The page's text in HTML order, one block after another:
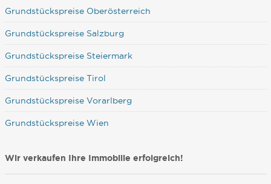
Grundstückspreise Oberösterreich
Grundstückspreise Salzburg
Grundstückspreise Steiermark
Grundstückspreise Tirol
Grundstückspreise Vorarlberg
Grundstückspreise Wien
Wir verkaufen Ihre Immobilie erfolgreich!